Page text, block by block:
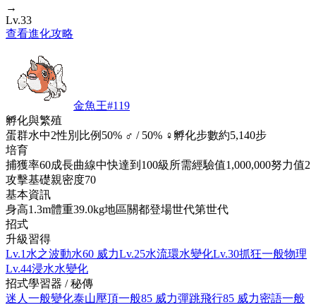
→
Lv.33
查看進化攻略
金魚王#119
孵化與繁殖
蛋群水中2性別比例 50% ♂ / 50% ♀ 孵化步數約5,140步
培育
捕獲率60成長曲線中快達到100級所需經驗值1,000,000努力值2
攻擊基礎親密度70
基本資訊
身高1.3m體重39.0kg地區關都登場世代第世代
招式
升級習得
Lv.1 水之波動水60 威力Lv.25水流環水變化Lv.30抓狂一般物理
Lv.44浸水水變化
招式學習器 / 秘傳
迷人 一般變化泰山壓頂一般85 威力彈跳飛行85 威力密語一般